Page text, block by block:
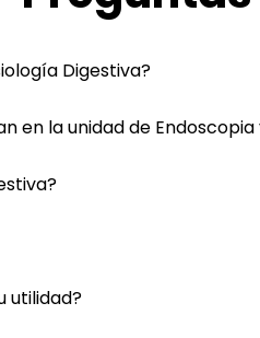
Digestiva?
en la unidad de
utilidad?